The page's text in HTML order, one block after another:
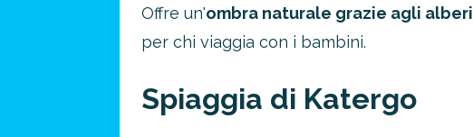
Offre un'ombra naturale grazie agli alberi
per chi viaggia con i bambini.
Spiaggia di Katergo